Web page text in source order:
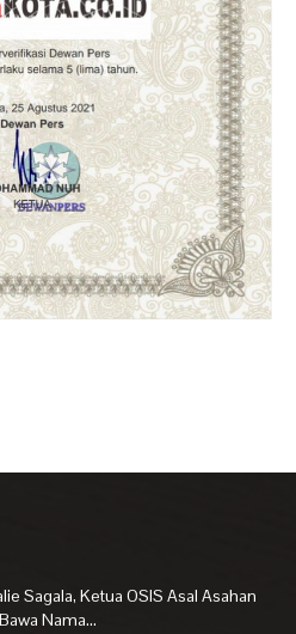
Sagala, Ketua OSIS Asal Asahan
Nama...